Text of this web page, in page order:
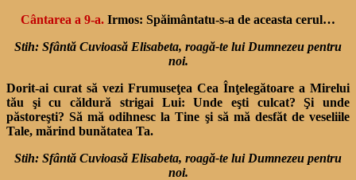
Cântarea a 9-a. Irmos: Spăimântatu-s-a de aceasta cerul…
Stih: Sfântă Cuvioasă Elisabeta, roagă-te lui Dumnezeu pentru
noi.
Dorit-ai curat să vezi Frumuseţea Cea Înţelegă­toare a Mirelui
tău şi cu căldură strigai Lui: Unde eşti culcat? Şi unde
păstoreşti? Să mă odihnesc la Tine şi să mă desfăt de veseliile
Tale, mărind bunătatea Ta.
Stih: Sfântă Cuvioasă Elisabeta, roagă-te lui Dumnezeu pentru
noi.